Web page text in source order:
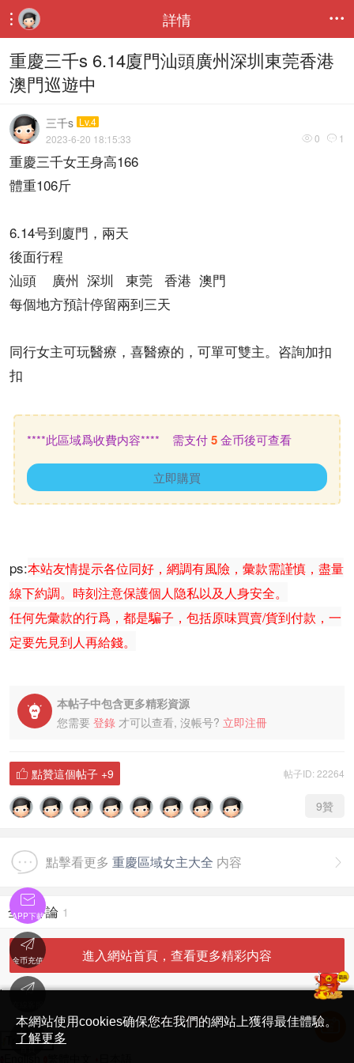
 詳情 
重慶三千s 6.14廈門汕頭廣州深圳東莞香港
澳門巡遊中
三千s Lv.4
 0  1
2023-6-20 18:15:33
重慶三千女王身高166
體重106斤
6.14号到廈門，兩天
後面行程
汕頭 廣州 深圳 東莞 香港 澳門
每個地方預計停留兩到三天
同行女主可玩醫療，喜醫療的，可單可雙主。咨詢加扣
扣
****此區域爲收費内容**** 需支付5金币後可查看
立即購買
ps:本站友情提示各位同好，網調有風險，彙款需謹慎，盡量
線下約調。時刻注意保護個人隐私以及人身安全。
任何先彙款的行爲，都是騙子，包括原味買賣/貨到付款，一
定要先見到人再給錢。

本帖子中包含更多精彩資源
您需要 登錄 才可以查看, 沒帳号? 立即注冊
帖子ID: 22264
 點贊這個帖子 +9
9贊

點擊看更多 重慶區域女主大全 内容
全部評論 1
進入網站首頁，查看更多精彩内容
'
简体中文版
Translate
本網站使用cookies确保您在我們的網站上獲得最佳體驗。
了解更多

APP下載

金币充值

